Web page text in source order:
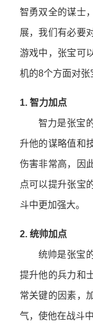
智勇双全的谋士
展，我们有必要
游戏中，张宝可
机的8个方面对张
1. 智力加点
智力是张宝
升他的谋略值和
伤害非常高，因
点可以提升张宝
斗中更加强大。
2. 统帅加点
统帅是张宝
提升他的兵力和
常关键的因素，
气，使他在战斗